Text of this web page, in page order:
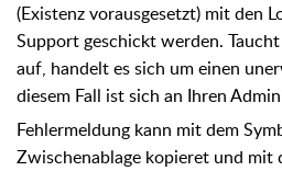
(Existenz vorausgesetzt) mit den
Support geschickt werden.
auf, handelt es sich um einen
diesem Fall ist sich an Ihren
Fehlermeldung kann mit dem
Zwischenablage kopieret und mit